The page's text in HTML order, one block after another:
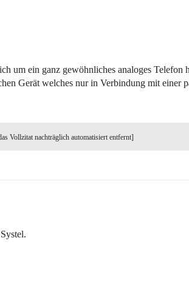
um ein ganz gewöhnliches analoges Telefon
Gerät welches nur in Verbindung mit einer
Vollzitat nachträglich automatisiert entfernt]